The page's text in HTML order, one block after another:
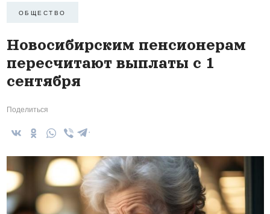
ОБЩЕСТВО
Новосибирским пенсионерам
пересчитают выплаты с 1
сентября
Поделиться